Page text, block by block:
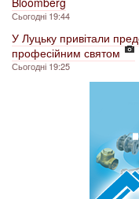
Сьогодні 19:44
У Луцьку привітали
професійним святом
Сьогодні 19:25